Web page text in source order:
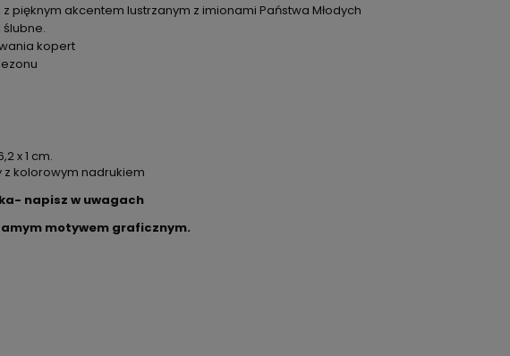
pięknym akcentem lustrzanym z imionami Państwa Młodych
kopert
x 1 cm.
kolorowym nadrukiem
napisz w uwagach
motywem graficznym.